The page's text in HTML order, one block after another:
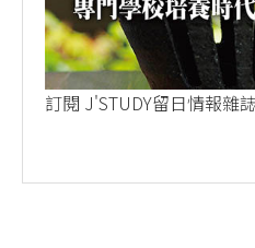
訂閱 J'STUDY留日情報雜誌